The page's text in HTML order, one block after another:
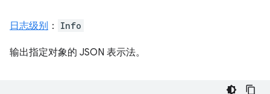
日志级别 ： Info
输出指定对象的 JSON 表示法。